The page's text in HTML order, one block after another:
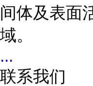
间体及表面
域。
...
联系我们